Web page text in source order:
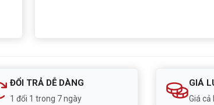
ĐỔI TRẢ DỄ DÀNG
1 đổi 1 trong 7 ngày
GIÁ
Giá cả